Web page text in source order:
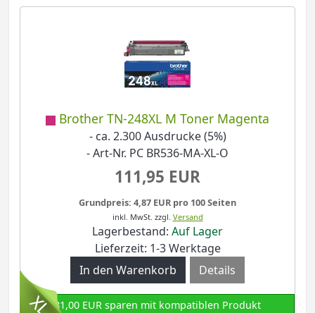
Brother TN-248XL M Toner Magenta
- ca. 2.300 Ausdrucke (5%)
- Art-Nr. PC BR536-MA-XL-O
111,95 EUR
Grundpreis: 4,87 EUR pro 100 Seiten
inkl. MwSt. zzgl. Versand
Lagerbestand: Auf Lager
Lieferzeit: 1-3 Werktage
Details
81,00 EUR sparen mit kompatiblen Produkt